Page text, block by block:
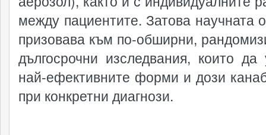
между пациентите. Затова научната
призовава към по-обширни,
дългосрочни изследвания, които да
най-ефективните форми и дози
при конкретни диагнози.